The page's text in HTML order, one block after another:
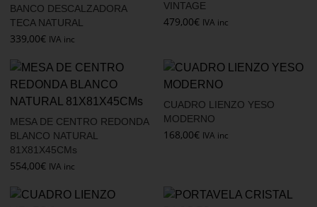
BANCO DESCALZADORA
TECA NATURAL
339,00€ IVA inc
VINTAGE
479,00€ IVA inc
MESA DE CENTRO REDONDA
BLANCO NATURAL
81X81X45CMs
554,00€ IVA inc
CUADRO LIENZO YESO
MODERNO
168,00€ IVA inc